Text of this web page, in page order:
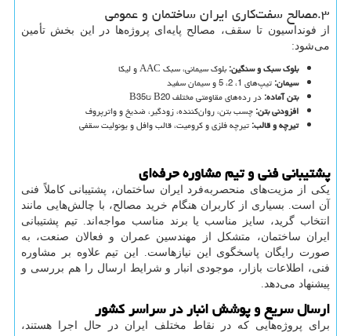
۳.مصالح سفت‌کاری ایران ساختمان و عمومی
از فونداسیون تا سقف، مصالح پایه‌ای پروژه‌ها در این بخش تأمین
می‌شود:
بلوک سبک و سنگین:بلوک سیمانی، سبکAACو لیکا
سیمان:تیپ‌های 1، 2، 5 و سیمان سفید
بتن آماده:در رده‌های مقاومتی مختلفB20تاB35
افزودنی بتن:چسب بتن، روان‌کننده، زودگیر، ضدیخ و واترپروف
تیرچه و قالب:تیرچه فلزی و کرومیت، قالب وافل و یونولیت سقفی
پشتیبانی فنی و تیم مشاوره حرفه‌ای
یکی از مزیت‌های منحصربه‌فرد ایران ساختمان، پشتیبانی کاملاً فنی
آن است. بسیاری از کاربران هنگام خرید مصالح، با چالش‌هایی مانند
انتخاب گرید، سایز مناسب یا برند مناسب مواجه‌اند. تیم پشتیبانی
ایران ساختمان، متشکل از مهندسین عمران و فعالان صنعت، به
صورت رایگان پاسخگوی این نیازهاست. این تیم علاوه بر مشاوره
فنی، اطلاعات بازار، موجودی انبار و شرایط ارسال را هم بررسی و
پیشنهاد می‌دهد.
ارسال سریع و پوشش انبار در سراسر کشور
برای پروژه‌هایی که در نقاط مختلف ایران در حال اجرا هستند،